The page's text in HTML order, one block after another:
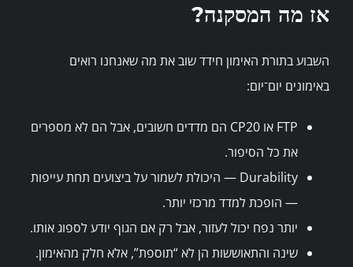
אז מה המסקנה?
השבוע בתורת האימון חידד שוב את מה שאנחנו רואים
באימונים יום־יום:
FTP או CP20 הם מדדים חשובים, אבל הם לא מספרים
את כל הסיפור.
Durability — היכולת לשמור על ביצועים תחת עייפות
— הופכת למדד מרכזי יותר.
יותר נפח יכול לעזור, אבל רק אם הגוף יודע לספוג אותו.
שינה והתאוששות הן לא “תוספת”, אלא חלק מהאימון.